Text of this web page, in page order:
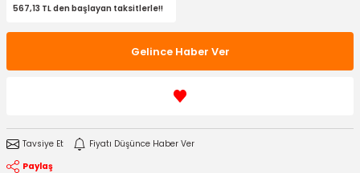
567,13 TL den başlayan taksitlerle!!
Gelince Haber Ver
Tavsiye Et
Fiyatı Düşünce Haber Ver
Paylaş